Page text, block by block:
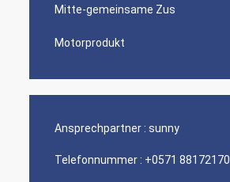
Mitte-gemeinsame Zus
Motorprodukt
Ansprechpartner : sunny
Telefonnummer : +0571 88172170